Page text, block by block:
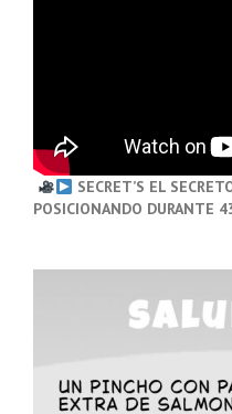
SECRET’S EL
POSICIONANDO DURANTE